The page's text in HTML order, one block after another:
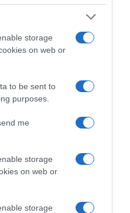
storage
on web or
to be sent to
purposes.
me
storage
on web or
storage